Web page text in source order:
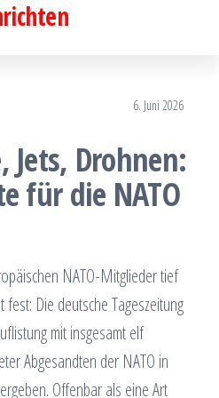
6. Juni 2026
Jets, Drohnen:
für die NATO
NATO-Mitglieder tief
Die deutsche Tageszeitung
mit insgesamt elf
Abgesandten der NATO in
Offenbar als eine Art